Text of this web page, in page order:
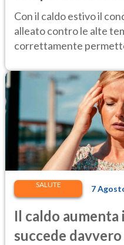
stare bene e
Con il caldo estivo il
alleato contro le alte
correttamente
SALUTE 7
Il caldo aumenta
succede